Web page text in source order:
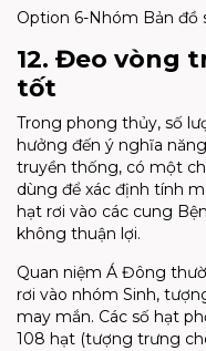
Option 6-Nhóm Bản đồ
12. Đeo vòng
tốt
Trong phong thủy, số
hưởng đến ý nghĩa
truyền thống, có một
dùng để xác định tính
hạt rơi vào các cung
không thuận lợi.
Quan niệm Á Đông
rơi vào nhóm Sinh,
may mắn. Các số hạt
108 hạt (tượng trưng